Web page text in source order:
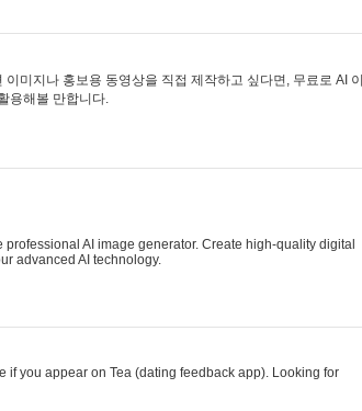
미지나 홍보용 동영상을 직접 제작하고 싶다면, 무료로 AI 이
용해볼 만합니다.
AI image generator. Create high-quality digital
advanced AI technology.
you appear on Tea (dating feedback app). Looking for